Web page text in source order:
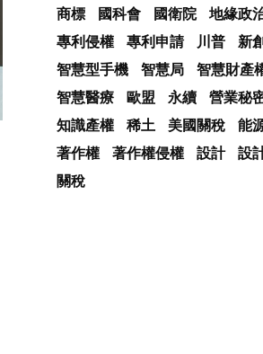
商標
國科會 國衛院 地緣政
專利侵權
專利申請 川普
新
智慧型手機
智慧局
智慧財產
智慧醫療
歐盟 永續 營業秘
知識產權
稀土 美國關稅
能
著作權
著作權侵權 設計
設
關稅